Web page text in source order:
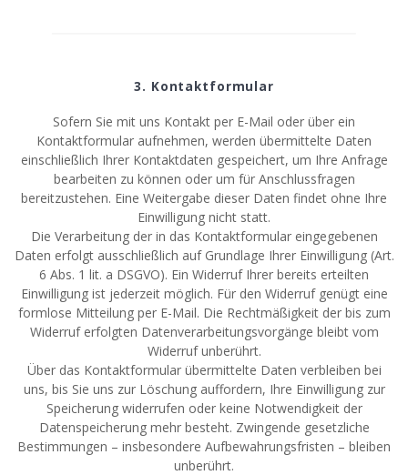
3. Kontaktformular
Sofern Sie mit uns Kontakt per E-Mail oder über ein
Kontaktformular aufnehmen, werden übermittelte Daten
einschließlich Ihrer Kontaktdaten gespeichert, um Ihre Anfrage
bearbeiten zu können oder um für Anschlussfragen
bereitzustehen. Eine Weitergabe dieser Daten findet ohne Ihre
Einwilligung nicht statt.
Die Verarbeitung der in das Kontaktformular eingegebenen
Daten erfolgt ausschließlich auf Grundlage Ihrer Einwilligung (Art.
6 Abs. 1 lit. a DSGVO). Ein Widerruf Ihrer bereits erteilten
Einwilligung ist jederzeit möglich. Für den Widerruf genügt eine
formlose Mitteilung per E-Mail. Die Rechtmäßigkeit der bis zum
Widerruf erfolgten Datenverarbeitungsvorgänge bleibt vom
Widerruf unberührt.
Über das Kontaktformular übermittelte Daten verbleiben bei
uns, bis Sie uns zur Löschung auffordern, Ihre Einwilligung zur
Speicherung widerrufen oder keine Notwendigkeit der
Datenspeicherung mehr besteht. Zwingende gesetzliche
Bestimmungen – insbesondere Aufbewahrungsfristen – bleiben
unberührt.